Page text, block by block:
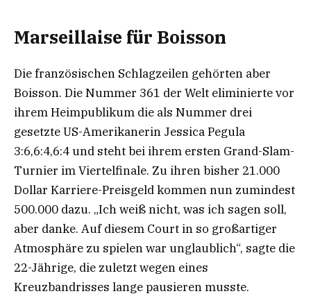
Marseillaise für Boisson
Die französischen Schlagzeilen gehörten aber
Boisson. Die Nummer 361 der Welt eliminierte vor
ihrem Heimpublikum die als Nummer drei
gesetzte US-Amerikanerin Jessica Pegula
3:6,6:4,6:4 und steht bei ihrem ersten Grand-Slam-
Turnier im Viertelfinale. Zu ihren bisher 21.000
Dollar Karriere-Preisgeld kommen nun zumindest
500.000 dazu. „Ich weiß nicht, was ich sagen soll,
aber danke. Auf diesem Court in so großartiger
Atmosphäre zu spielen war unglaublich“, sagte die
22-Jährige, die zuletzt wegen eines
Kreuzbandrisses lange pausieren musste.